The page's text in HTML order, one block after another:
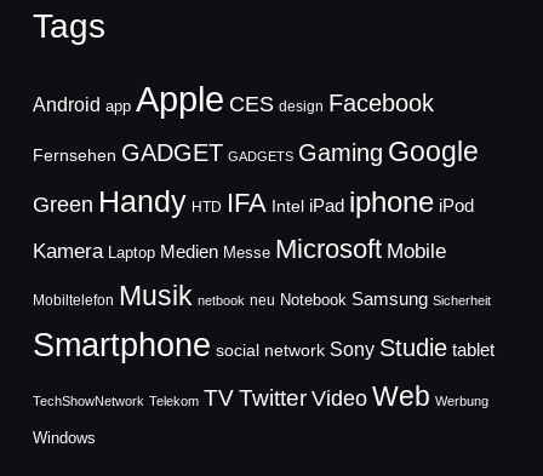
Tags
Android app Apple CES design Facebook
Fernsehen GADGET GADGETS Gaming Google
Green Handy HTD IFA Intel iPad iphone iPod
Kamera Laptop Medien Messe Microsoft Mobile
Mobiltelefon Musik netbook neu Notebook Samsung Sicherheit
Smartphone social network Sony Studie tablet
TechShowNetwork Telekom TVTwitter Video Web Werbung
Windows